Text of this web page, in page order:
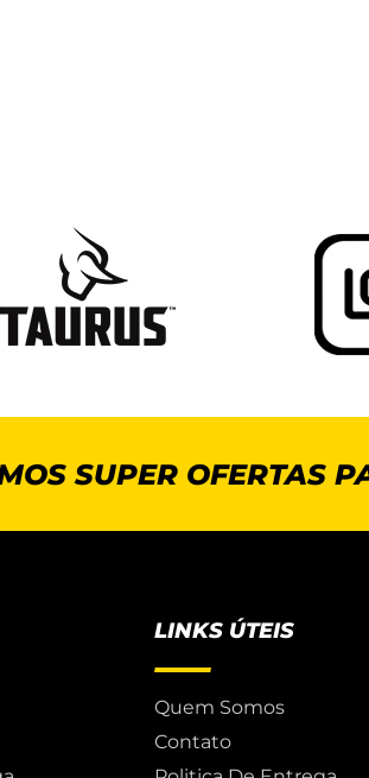
SUPER OFERTAS
LINKS ÚTEIS
Quem Somos
Contato